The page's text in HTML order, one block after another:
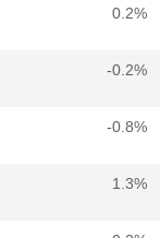
0.2%
-0.2%
-0.8%
1.3%